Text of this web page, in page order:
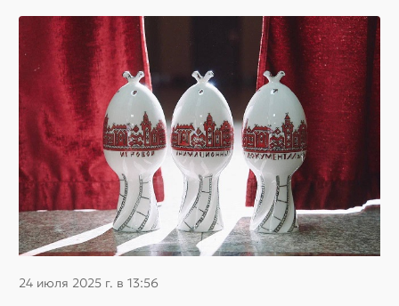
24 июля 2025 г. в 13:56